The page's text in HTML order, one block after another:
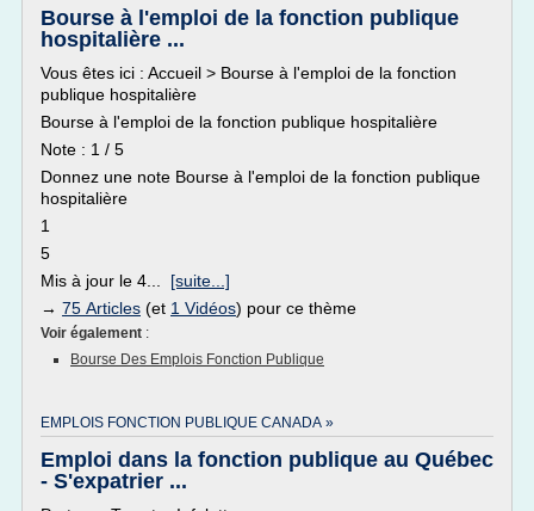
Bourse à l'emploi de la fonction publique
hospitalière ...
Vous êtes ici : Accueil > Bourse à l'emploi de la fonction
publique hospitalière
Bourse à l'emploi de la fonction publique hospitalière
Note : 1 / 5
Donnez une note Bourse à l'emploi de la fonction publique
hospitalière
1
5
Mis à jour le 4... [suite...]
→ 75 Articles (et 1 Vidéos) pour ce thème
Voir également :
Bourse Des Emplois Fonction Publique
EMPLOIS FONCTION PUBLIQUE CANADA »
Emploi dans la fonction publique au Québec
- S'expatrier ...